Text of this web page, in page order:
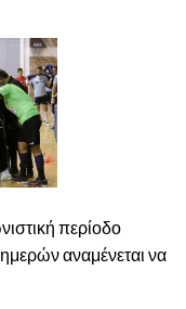
περίοδο
αναμένεται να